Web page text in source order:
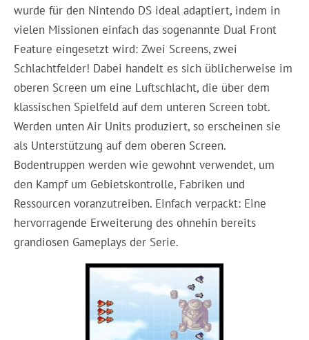
wurde für den Nintendo DS ideal adaptiert, indem in
vielen Missionen einfach das sogenannte Dual Front
Feature eingesetzt wird: Zwei Screens, zwei
Schlachtfelder! Dabei handelt es sich üblicherweise im
oberen Screen um eine Luftschlacht, die über dem
klassischen Spielfeld auf dem unteren Screen tobt.
Werden unten Air Units produziert, so erscheinen sie
als Unterstützung auf dem oberen Screen.
Bodentruppen werden wie gewohnt verwendet, um
den Kampf um Gebietskontrolle, Fabriken und
Ressourcen voranzutreiben. Einfach verpackt: Eine
hervorragende Erweiterung des ohnehin bereits
grandiosen Gameplays der Serie.